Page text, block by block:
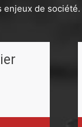
de société.